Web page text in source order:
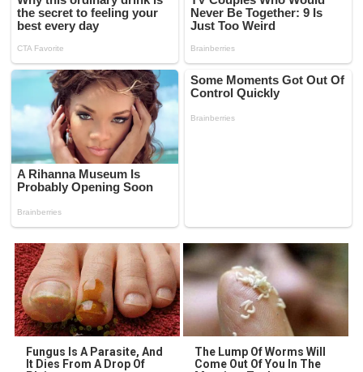
Fungus Is A Parasite, And
It Dies From A Drop Of
The Lump Of Worms Will
Come Out Of You In The